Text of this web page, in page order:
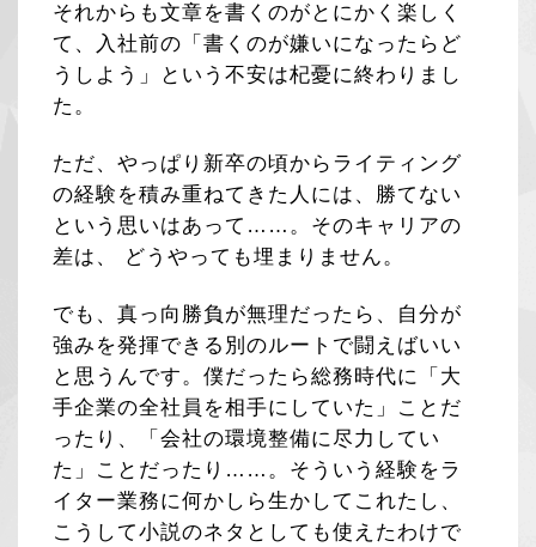
それからも文章を書くのがとにかく楽しく
て、入社前の「書くのが嫌いになったらど
うしよう」という不安は杞憂に終わりまし
た。
ただ、やっぱり新卒の頃からライティング
の経験を積み重ねてきた人には、勝てない
という思いはあって……。そのキャリアの
差は、 どうやっても埋まりません。
でも、真っ向勝負が無理だったら、自分が
強みを発揮できる別のルートで闘えばいい
と思うんです。僕だったら総務時代に「大
手企業の全社員を相手にしていた」ことだ
ったり、「会社の環境整備に尽力してい
た」ことだったり……。そういう経験をラ
イター業務に何かしら生かしてこれたし、
こうして小説のネタとしても使えたわけで